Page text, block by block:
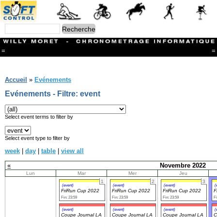
= =
Branches
CONTACT
Ski ALPIN
Triathlon
Ski Nordique
Courses à pieds
Athlétisme
Slalom In-Line
Caisse à savon
Coupe "Journal La Gruyère"
Accueil » Evénements
Evénements - Filtre: event
Select event terms to filter by
Select event type to filter by
week | day | table | view all
«
Novembre 2022
Lun Mar Mer
Jeu
1
(event)
FriRun Cup 2022
Fin: 23:59
(event)
Coupe Journal LA
2
(event)
FriRun Cup 2022
Fin: 23:59
(event)
Coupe Journal LA
3
(event)
FriRun Cup 2022
Fin: 23:59
(event)
Coupe Journal LA